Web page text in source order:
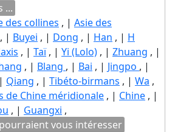
...
des collines , | Asie des
, | Buyei , | Dong , | Han , | H
, | Taï, | Yi (Lolo) , | Zhuang , |
, | Blang , | Bai , | Jingpo , |
Qiang , | Tibéto-birmans , | Wa ,
de Chine méridionale , | Chine , |
, | Guangxi ,
vous intéresser